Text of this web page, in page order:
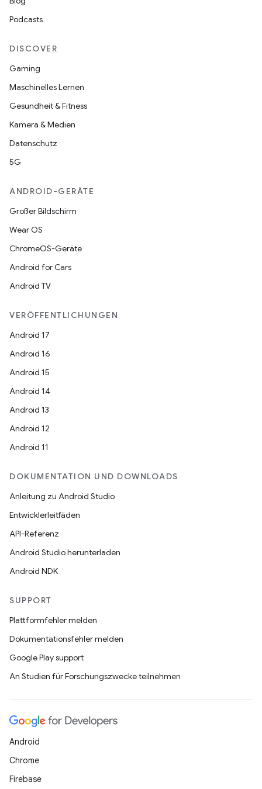
Podcasts
DISCOVER
Gaming
Maschinelles Lernen
Gesundheit & Fitness
Kamera & Medien
Datenschutz
5G
ANDROID-GERÄTE
Großer Bildschirm
Wear OS
ChromeOS-Geräte
Android for Cars
Android TV
VERÖFFENTLICHUNGEN
Android 17
Android 16
Android 15
Android 14
Android 13
Android 12
Android 11
DOKUMENTATION UND DOWNLOADS
Anleitung zu Android Studio
Entwicklerleitfäden
API-Referenz
Android Studio herunterladen
Android NDK
SUPPORT
Plattformfehler melden
Dokumentationsfehler melden
Google Play support
An Studien für Forschungszwecke teilnehmen
Android
Chrome
Firebase